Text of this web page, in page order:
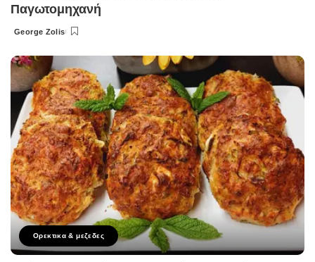
Παγωτομηχανή
Posted
George Zolis
Ορεκτικα & μεζεδες